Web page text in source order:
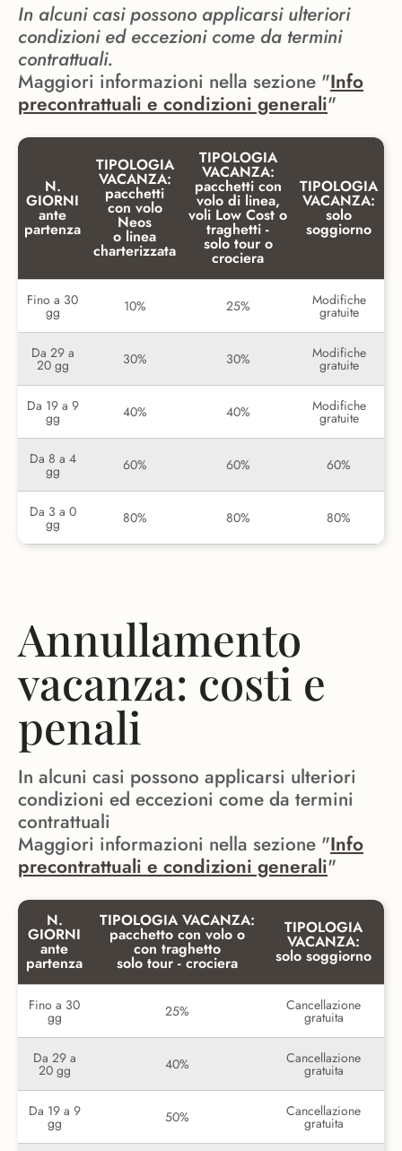
In alcuni casi possono applicarsi ulteriori
condizioni ed eccezioni come da termini
contrattuali.
Maggiori informazioni nella sezione "Info
precontrattuali e condizioni generali"
N.
GIORNI
ante
partenza
TIPOLOGIA
VACANZA:
pacchetti
con volo
Neos
o linea
charterizzata
TIPOLOGIA
VACANZA:
pacchetti con
volo di linea,
voli Low Cost o
traghetti -
solo tour o
crociera
TIPOLOGIA
VACANZA:
solo
soggiorno
Fino a 30
gg 10% 25% Modifiche
gratuite
Da 29 a
20 gg 30% 30% Modifiche
gratuite
Da 19 a 9
gg 40% 40% Modifiche
gratuite
Da 8 a 4
gg 60% 60% 60%
Da 3 a 0
gg 80% 80% 80%
Annullamento
vacanza: costi e
penali
In alcuni casi possono applicarsi ulteriori
condizioni ed eccezioni come da termini
contrattuali
Maggiori informazioni nella sezione "Info
precontrattuali e condizioni generali"
N.
GIORNI
ante
partenza
TIPOLOGIA VACANZA:
pacchetto con volo o
con traghetto
solo tour - crociera
TIPOLOGIA
VACANZA:
solo soggiorno
Fino a 30
gg 25% Cancellazione
gratuita
Da 29 a
20 gg 40% Cancellazione
gratuita
Da 19 a 9
gg 50% Cancellazione
gratuita